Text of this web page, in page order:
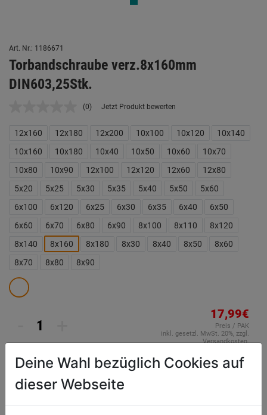
Art. Nr.: 1186671
Torbandschraube verz.8x160mm
DIN603,25Stk.
Kein
Link
derselben
(0) Jetzt Produkt bewerten
12x160 12x180 12x200 10x100 10x120
10x140
10x160
10x180 10x40 10x50 10x60
10x70
10x80
10x90 12x100 12x120 12x60
12x80
5x20
5x25 5x30 5x35 5x40 5x50
5x60
6x100
6x120 6x25 6x30 6x35 6x40
6x50
6x60
6x70 6x80 6x90 8x100 8x110
8x120
8x140
8x160 8x180 8x30 8x40 8x50
8x60
8x70
8x80 8x90
17,99€
Preis / PAK
inkl. gesetzl. MwSt. 20%, zzgl.
Versandkosten.
ONLINE BESTELLEN & LIEFERN LASSEN
1-2 Wochen Lieferzeit
Deine Wahl bezüglich Cookies auf
dieser Webseite